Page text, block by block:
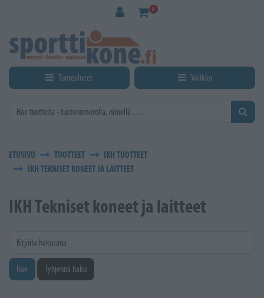
0
Tuotealueet Valikko
ETUSIVU TUOTTEET
IKH TUOTTEET
IKH TEKNISET KONEET JA LAITTEET
IKH Tekniset koneet ja laitteet
Kirjoita hakusana
Hae Tyhjennä haku